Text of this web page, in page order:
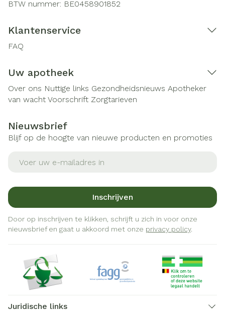
BTW nummer: BE0458901852
Klantenservice
FAQ
Uw apotheek
Over ons Nuttige links Gezondheidsnieuws Apotheker
van wacht Voorschrift Zorgtarieven
Nieuwsbrief
Blijf op de hoogte van nieuwe producten en promoties
Inschrijven
Door op inschrijven te klikken, schrijft u zich in voor onze
nieuwsbrief en gaat u akkoord met onze privacy policy.
Juridische links